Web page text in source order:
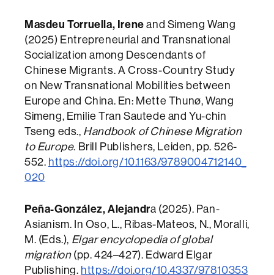
Masdeu Torruella, Ireneand Simeng Wang
(2025) Entrepreneurial and Transnational
Socialization among Descendants of
Chinese Migrants. A Cross-Country Study
on New Transnational Mobilities between
Europe and China. En: Mette Thunø, Wang
Simeng, Emilie Tran Sautede and Yu-chin
Tseng eds., Handbook of Chinese Migration
to Europe. Brill Publishers, Leiden, pp. 526-
552. https://doi.org/10.1163/9789004712140_
020
Peña-González, Alejandra (2025). Pan-
Asianism. In Oso, L., Ribas-Mateos, N., Moralli,
M. (Eds.), Elgar encyclopedia of global
migration(pp. 424–427). Edward Elgar
Publishing. https://doi.org/10.4337/97810353